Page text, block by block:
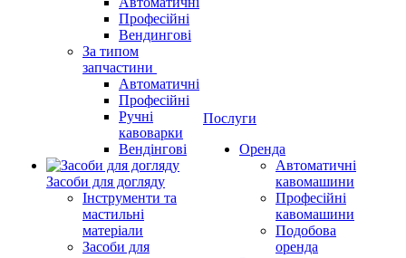
Професійні
Вендингові
За типом
запчастини
Автоматичні
Професійні
Ручні
кавоварки
Вендінгові
Засоби для догляду
Інструменти та
мастильні
матеріали
Засоби для
Послуги
Оренда
Автоматичні
кавомашини
Професійні
кавомашини
Подобова
оренда